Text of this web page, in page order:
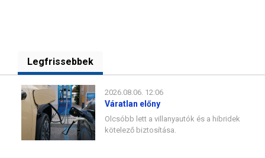
Legfrissebbek
2026.08.06. 12:06
Váratlan előny
Olcsóbb lett a villanyautók és a hibridek
kötelező biztosítása.